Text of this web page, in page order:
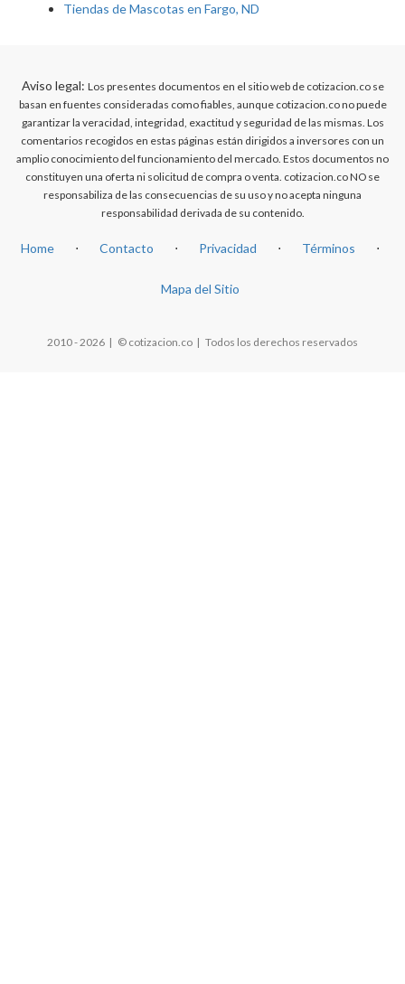
Tiendas de Mascotas en Fargo, ND
Aviso legal: Los presentes documentos en el sitio web de cotizacion.co se
basan en fuentes consideradas como fiables, aunque cotizacion.co no puede
garantizar la veracidad, integridad, exactitud y seguridad de las mismas. Los
comentarios recogidos en estas páginas están dirigidos a inversores con un
amplio conocimiento del funcionamiento del mercado. Estos documentos no
constituyen una oferta ni solicitud de compra o venta. cotizacion.co NO se
responsabiliza de las consecuencias de su uso y no acepta ninguna
responsabilidad derivada de su contenido.
Home ⋅ Contacto ⋅ Privacidad ⋅ Términos ⋅
Mapa del Sitio
2010 - 2026 | © cotizacion.co | Todos los derechos reservados